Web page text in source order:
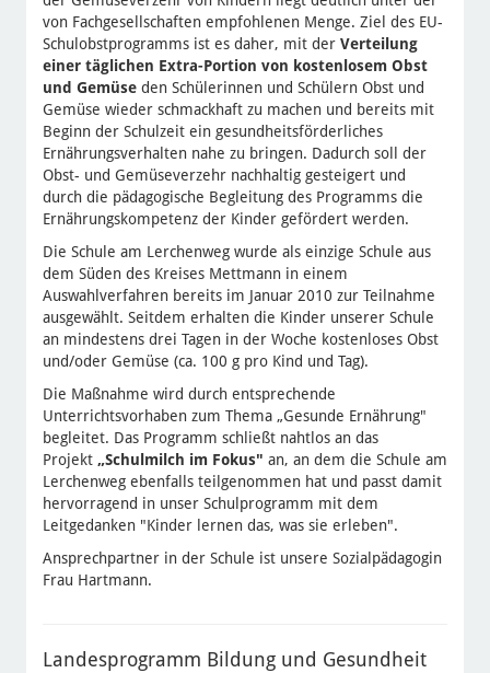
von Fachgesellschaften empfohlenen Menge. Ziel des EU-
Schulobstprogramms ist es daher, mit der Verteilung
einer täglichen Extra-Portion von kostenlosem Obst
und Gemüseden Schülerinnen und Schülern Obst und
Gemüse wieder schmackhaft zu machen und bereits mit
Beginn der Schulzeit ein gesundheitsförderliches
Ernährungsverhalten nahe zu bringen. Dadurch soll der
Obst- und Gemüseverzehr nachhaltig gesteigert und
durch die pädagogische Begleitung des Programms die
Ernährungskompetenz der Kinder gefördert werden.
Die Schule am Lerchenweg wurde als einzige Schule aus
dem Süden des Kreises Mettmann in einem
Auswahlverfahren bereits im Januar 2010 zur Teilnahme
ausgewählt. Seitdem erhalten die Kinder unserer Schule
an mindestens drei Tagen in der Woche kostenloses Obst
und/oder Gemüse (ca. 100 g pro Kind und Tag).
Die Maßnahme wird durch entsprechende
Unterrichtsvorhaben zum Thema „Gesunde Ernährung"
begleitet. Das Programm schließt nahtlos an das
Projekt „Schulmilch im Fokus" an, an dem die Schule am
Lerchenweg ebenfalls teilgenommen hat und passt damit
hervorragend in unser Schulprogramm mit dem
Leitgedanken "Kinder lernen das, was sie erleben".
Ansprechpartner in der Schule ist unsere Sozialpädagogin
Frau Hartmann.
Landesprogramm Bildung und Gesundheit